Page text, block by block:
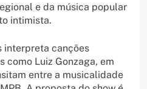
e da música popular
intimista.
interpreta canções
como Luiz Gonzaga, em
entre a musicalidade